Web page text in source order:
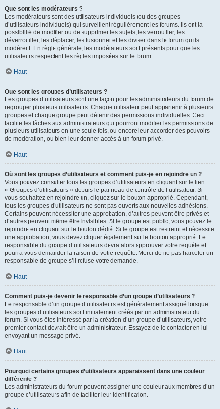
Que sont les modérateurs ?
Les modérateurs sont des utilisateurs individuels (ou des groupes
d’utilisateurs individuels) qui surveillent régulièrement les forums. Ils ont la
possibilité de modifier ou de supprimer les sujets, les verrouiller, les
déverrouiller, les déplacer, les fusionner et les diviser dans le forum qu’ils
modèrent. En règle générale, les modérateurs sont présents pour que les
utilisateurs respectent les règles imposées sur le forum.
Haut
Que sont les groupes d’utilisateurs ?
Les groupes d’utilisateurs sont une façon pour les administrateurs du forum de
regrouper plusieurs utilisateurs. Chaque utilisateur peut appartenir à plusieurs
groupes et chaque groupe peut détenir des permissions individuelles. Ceci
facilite les tâches aux administrateurs qui pourront modifier les permissions de
plusieurs utilisateurs en une seule fois, ou encore leur accorder des pouvoirs
de modération, ou bien leur donner accès à un forum privé.
Haut
Où sont les groupes d’utilisateurs et comment puis-je en rejoindre un ?
Vous pouvez consulter tous les groupes d’utilisateurs en cliquant sur le lien
« Groupes d’utilisateurs » depuis le panneau de contrôle de l’utilisateur. Si
vous souhaitez en rejoindre un, cliquez sur le bouton approprié. Cependant,
tous les groupes d’utilisateurs ne sont pas ouverts aux nouvelles adhésions.
Certains peuvent nécessiter une approbation, d’autres peuvent être privés et
d’autres peuvent même être invisibles. Si le groupe est public, vous pouvez le
rejoindre en cliquant sur le bouton dédié. Si le groupe est restreint et nécessite
une approbation, vous devez cliquer également sur le bouton approprié. Le
responsable du groupe d’utilisateurs devra alors approuver votre requête et
pourra vous demander la raison de votre requête. Merci de ne pas harceler un
responsable de groupe s’il refuse votre demande.
Haut
Comment puis-je devenir le responsable d’un groupe d’utilisateurs ?
Le responsable d’un groupe d’utilisateurs est généralement assigné lorsque
les groupes d’utilisateurs sont initialement créés par un administrateur du
forum. Si vous êtes intéressé par la création d’un groupe d’utilisateurs, votre
premier contact devrait être un administrateur. Essayez de le contacter en lui
envoyant un message privé.
Haut
Pourquoi certains groupes d’utilisateurs apparaissent dans une couleur
différente ?
Les administrateurs du forum peuvent assigner une couleur aux membres d’un
groupe d’utilisateurs afin de faciliter leur identification.